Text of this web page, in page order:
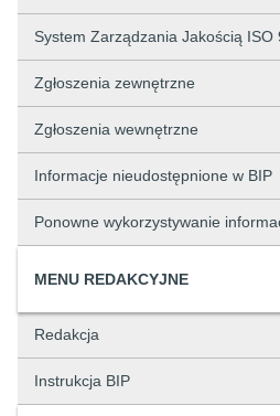
System Zarządzania Jakością ISO
Zgłoszenia zewnętrzne
Zgłoszenia wewnętrzne
Informacje nieudostępnione w BIP
Ponowne wykorzystywanie
MENU REDAKCYJNE
Redakcja
Instrukcja BIP